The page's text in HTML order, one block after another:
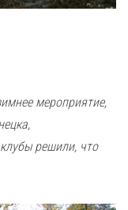
мероприятие,
решили, что